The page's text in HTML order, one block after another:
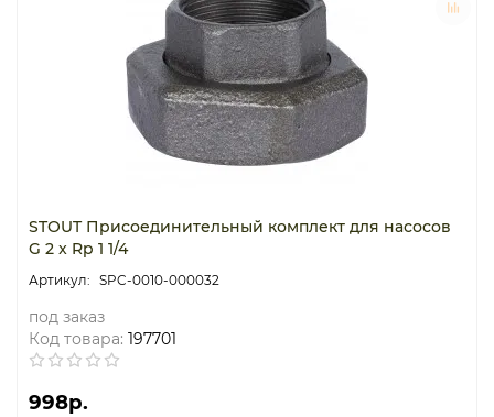
STOUT Присоединительный комплект для насосов
G 2 x Rp 1 1/4
SPC-0010-000032
под заказ
Код товара: 197701
998р.